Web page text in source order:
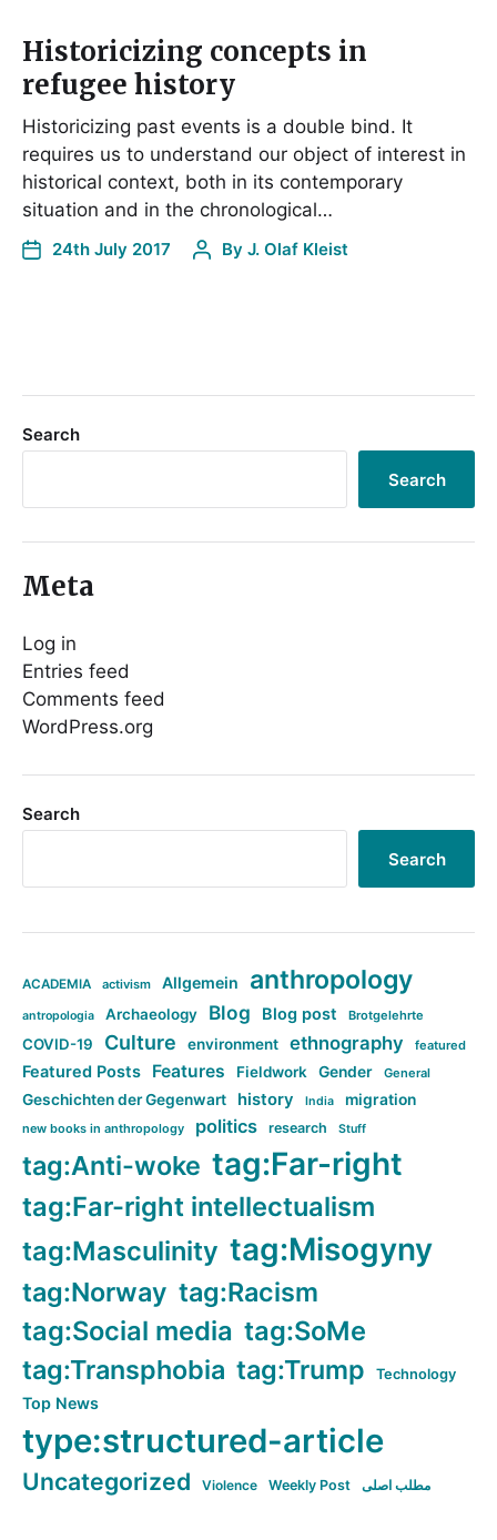
Historicizing concepts in
refugee history
Historicizing past events is a double bind. It
requires us to understand our object of interest in
historical context, both in its contemporary
situation and in the chronological…
24th July 2017 By J. Olaf Kleist
Search
Search
Meta
Log in
Entries feed
Comments feed
WordPress.org
Search
Search
ACADEMIA activism Allgemein anthropology
antropologia Archaeology Blog Blog post Brotgelehrte
COVID-19 Culture environment ethnography featured
Featured Posts Features Fieldwork Gender General
Geschichten der Gegenwart history India migration
new books in anthropology politics research Stuff
tag:Anti-woke tag:Far-right
tag:Far-right intellectualism
tag:Masculinity tag:Misogyny
tag:Norway tag:Racism
tag:Social media tag:SoMe
tag:Transphobia tag:Trump Technology
Top News
type:structured-article
Uncategorized Violence Weekly Post مطلب اصلی